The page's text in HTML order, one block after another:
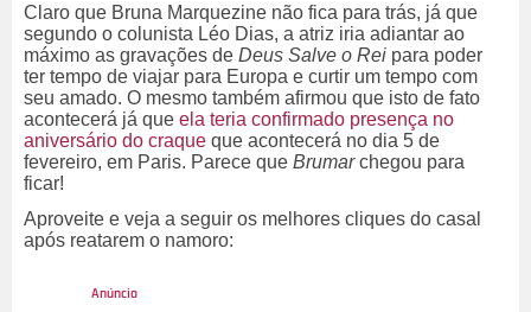
Claro que Bruna Marquezine não fica para trás, já que
segundo o colunista Léo Dias, a atriz iria adiantar ao
máximo as gravações de Deus Salve o Rei para poder
ter tempo de viajar para Europa e curtir um tempo com
seu amado. O mesmo também afirmou que isto de fato
acontecerá já que ela teria confirmado presença no
aniversário do craque que acontecerá no dia 5 de
fevereiro, em Paris. Parece que Brumarchegou para
ficar!
Aproveite e veja a seguir os melhores cliques do casal
após reatarem o namoro: